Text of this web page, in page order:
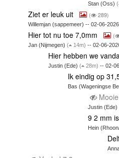
Stan (Oss) (
Ziet er leuk uit ( 289)
Willemjan (sappemeer) -- 02-06-
Hier tot nu toe 7,0mm (
Jan (Nijmegen)( 14m) -- 02-06-
Hier hebben we
Justin (Ede) ( 28m) -- 02-
Ik eindig op
Bas (Wageningse
Mooie
Justin (Ede)
9 2 mm
Hein